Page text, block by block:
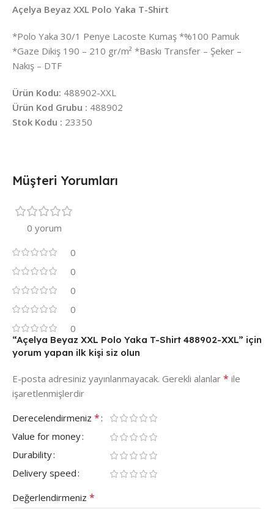
Açelya Beyaz XXL Polo Yaka T-Shirt
*Polo Yaka 30/1 Penye Lacoste Kumaş *%100 Pamuk
*Gaze Dikiş 190 – 210 gr/m² *Baskı Transfer – Şeker –
Nakış – DTF
Ürün Kodu: 488902-XXL
Ürün Kod Grubu : 488902
Stok Kodu : 23350
Müşteri Yorumları
0 yorum
0
0
0
0
0
“Açelya Beyaz XXL Polo Yaka T-Shirt 488902-XXL” için
yorum yapan ilk kişi siz olun
E-posta adresiniz yayınlanmayacak. Gerekli alanlar * ile
işaretlenmişlerdir
Derecelendirmeniz *
Value for money
Durability
Delivery speed
Değerlendirmeniz *